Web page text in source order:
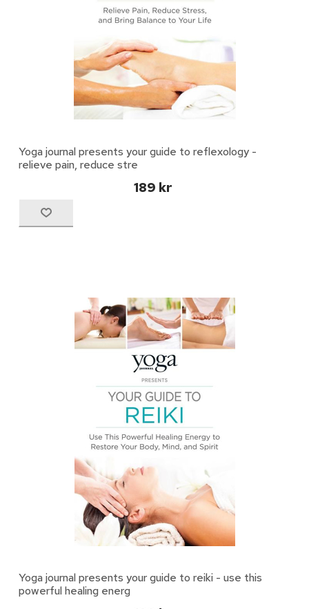
Yoga journal presents your guide to reflexology -
relieve pain, reduce stre
189 kr
Yoga journal presents your guide to reiki - use this
powerful healing energ